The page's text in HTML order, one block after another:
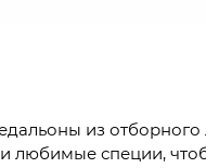
из отборного
любимые специи,